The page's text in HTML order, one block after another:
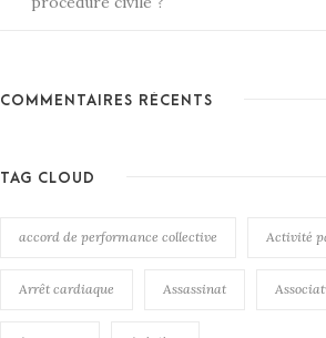
COMMENTAIRES RÉCENTS
TAG CLOUD
accord de performance collective Activité
Arrêt cardiaque Assassinat